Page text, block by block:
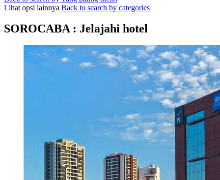
Lihat opsi lainnya Back to search by categories
SOROCABA : Jelajahi hotel